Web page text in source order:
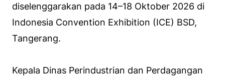
diselenggarakan pada 14–18 Oktober 2026 di
Indonesia Convention Exhibition (ICE) BSD,
Tangerang.
Kepala Dinas Perindustrian dan Perdagangan